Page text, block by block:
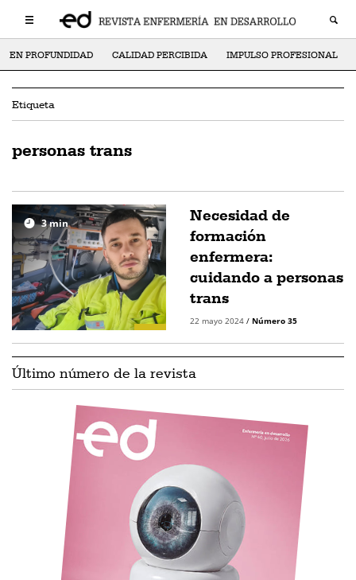
EN PROFUNDIDAD CALIDAD PERCIBIDA IMPULSO PROFESIONAL
Etiqueta
personas trans
3min
Necesidad de
formación
enfermera:
cuidando a personas
trans
22 mayo 2024 / Número 35
Último número de la revista